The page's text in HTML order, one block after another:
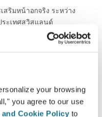
your browsing
you agree to our use
and Cookie Policy to
ริมหน้าอกจริง ระหว่าง
ระเทศสวิสแลนด์